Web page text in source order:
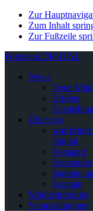
Zur
Zum Inhalt
Zur Fußzeile
Fototeam DIGITAL
News
Neue
Erfolge
Über uns
was
Digital
Vorstand
Fotostudio
Statuten
Kontakt
Mitgliederbilder
Veranstaltungen